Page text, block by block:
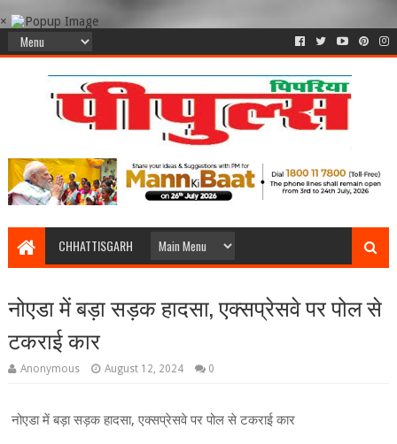
×
CHHATTISGARH
नोएडा में बड़ा सड़क हादसा, एक्सप्रेसवे पर पोल से
टकराई कार
Anonymous August 12, 2024 0
नोएडा में बड़ा सड़क हादसा, एक्सप्रेसवे पर पोल से टकराई कार